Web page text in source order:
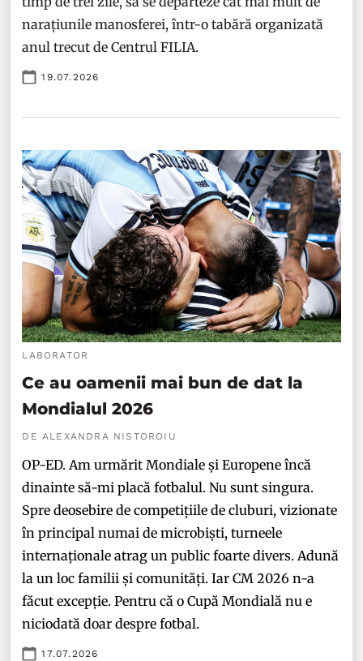
narațiunile manosferei, într-o tabără organizată
anul trecut de Centrul FILIA.
19.07.2026
LABORATOR
Ce au oamenii mai bun de dat la
Mondialul 2026
DE ALEXANDRA NISTOROIU
OP-ED. Am urmărit Mondiale și Europene încă
dinainte să-mi placă fotbalul. Nu sunt singura.
Spre deosebire de competițiile de cluburi, vizionate
în principal numai de microbiști, turneele
internaționale atrag un public foarte divers. Adună
la un loc familii și comunități. Iar CM 2026 n-a
făcut excepție. Pentru că o Cupă Mondială nu e
niciodată doar despre fotbal.
17.07.2026